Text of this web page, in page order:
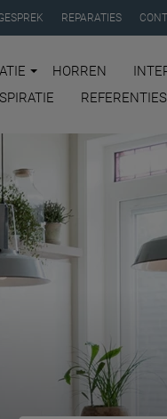
REPARATIES
HORREN
REFERENTIES